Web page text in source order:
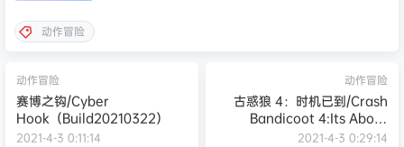
动作冒险
动作冒险
赛博之钩/Cyber
Hook（Build20210322）
2021-4-3 0:11:14
动作冒险
古惑狼 4：时机已到/Crash
Bandicoot 4:Its About
Time（无中文 豪华版）
2021-4-3 0:29:14